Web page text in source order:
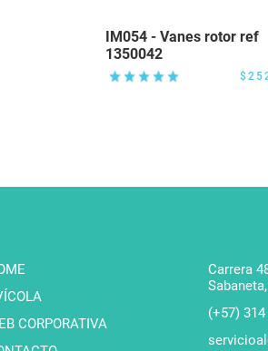
IM054 - Vanes rotor ref
1350042
CORPORATIVA
Carrera
(+57)